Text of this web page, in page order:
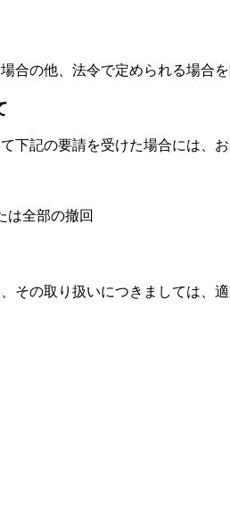
の他、法令で定められる場合
記の要請を受けた場合には、
は全部の撤回
の取り扱いにつきましては、